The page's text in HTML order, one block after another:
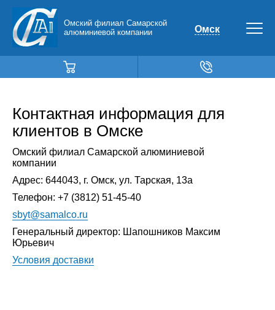
Омский филиал Самарской
алюминиевой компании
Омск
Контактная информация для
клиентов в Омске
Омский филиал Самарской алюминиевой
компании
Адрес: 644043, г. Омск, ул. Тарская, 13а
Телефон: +7 (3812) 51-45-40
sbyt@samalco.ru
Генеральный директор: Шапошников Максим
Юрьевич
Условия доставки